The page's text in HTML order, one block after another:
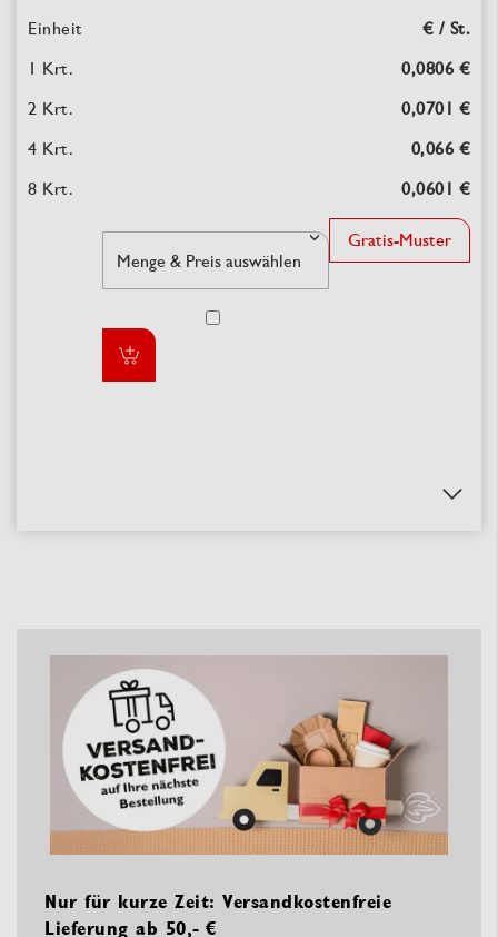
€ / St.
0,0806 €
0,0701 €
0,066 €
0,0601 €
Gratis-Muster
Nur für kurze Zeit: Versandkostenfreie
Lieferung ab 50,- €